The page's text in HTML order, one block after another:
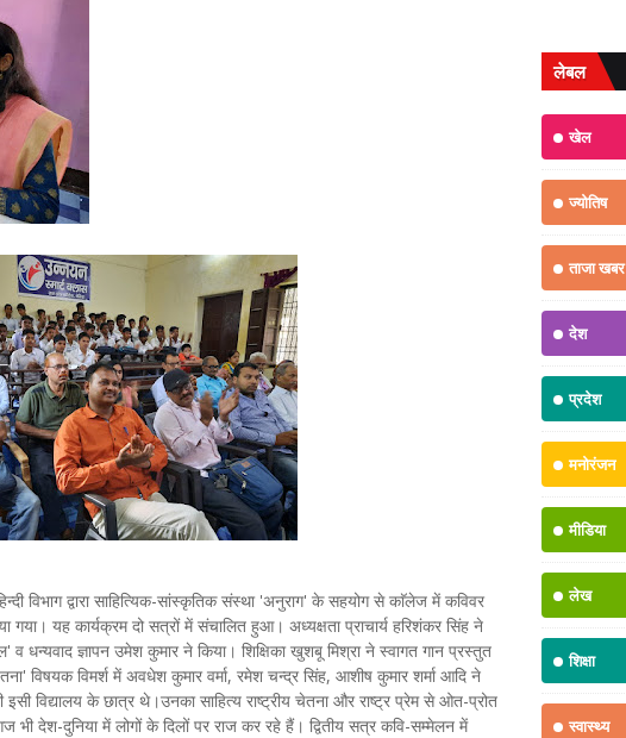
विभाग द्वारा साहित्यिक-सांस्कृतिक संस्था 'अनुराग' के सहयोग से काॅलेज में कविवर
गया। यह कार्यक्रम दो सत्रों में संचालित हुआ। अध्यक्षता प्राचार्य हरिशंकर सिंह ने
धन्यवाद ज्ञापन उमेश कुमार ने किया। शिक्षिका खुशबू मिश्रा ने स्वागत गान प्रस्तुत
विषयक विमर्श में अवधेश कुमार वर्मा, रमेश चन्द्र सिंह, आशीष कुमार शर्मा आदि ने
विद्यालय के छात्र थे।उनका साहित्य राष्ट्रीय चेतना और राष्ट्र प्रेम से ओत-प्रोत
देश-दुनिया में लोगों के दिलों पर राज कर रहे हैं। द्वितीय सत्र कवि-सम्मेलन में
लेबल
खेल
ज्योतिष
ताजा खबर
देश
प्रदेश
मनोरंजन
मीडिया
लेख
शिक्षा
स्वास्थ्य